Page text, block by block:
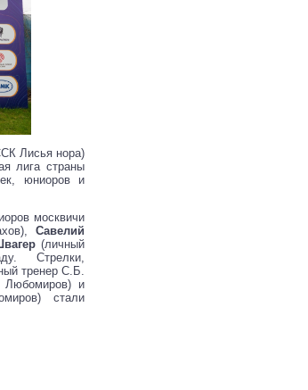
Лисья нора)
лига страны
юниоров и
москвичи
Савелий
(личный
Стрелки,
тренер С.Б.
Любомиров) и
стали